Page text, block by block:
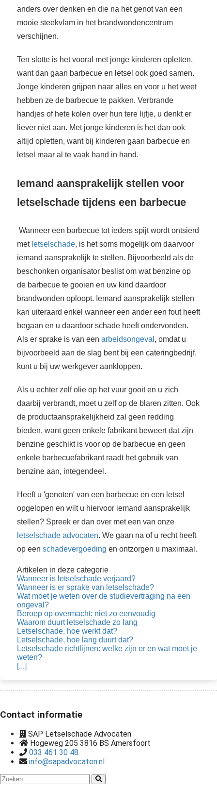
anders over denken en die na het genot van een
mooie steekvlam in het brandwondencentrum
verschijnen.
Ten slotte is het vooral met jonge kinderen opletten,
want dan gaan barbecue en letsel ook goed samen.
Jonge kinderen grijpen naar alles en voor u het weet
hebben ze de barbecue te pakken. Verbrande
handjes of hete kolen over hun tere lijfje, u denkt er
liever niet aan. Met jonge kinderen is het dan ook
altijd opletten, want bij kinderen gaan barbecue en
letsel maar al te vaak hand in hand.
Iemand aansprakelijk stellen voor
letselschade tijdens een barbecue
Wanneer een barbecue tot ieders spijt wordt ontsierd
met letselschade, is het soms mogelijk om daarvoor
iemand aansprakelijk te stellen. Bijvoorbeeld als de
beschonken organisator beslist om wat benzine op
de barbecue te gooien en uw kind daardoor
brandwonden oploopt. Iemand aansprakelijk stellen
kan uiteraard enkel wanneer een ander een fout heeft
begaan en u ­daardoor schade heeft ondervonden.
Als er sprake is van een arbeidsongeval , omdat u
bijvoorbeeld aan de slag bent bij een cateringbedrijf,
kunt u bij uw werkgever aankloppen.
Als u echter zelf olie op het vuur gooit en u zich
daarbij verbrandt, moet u zelf op de blaren zitten. Ook
de productaansprakelijkheid zal geen redding
bieden, want geen enkele fabrikant beweert dat zijn
benzine geschikt is voor op de barbecue en geen
enkele barbecuefabrikant raadt het gebruik van
benzine aan, integendeel.
Heeft u 'genoten' van een barbecue en een letsel
opgelopen en wilt u hiervoor iemand aansprakelijk
stellen? Spreek er dan over met een van onze
letselschade advocaten. We gaan na of u recht heeft
op een schadevergoeding en ontzorgen u maximaal.
Artikelen in deze categorie
Wanneer is letselschade verjaard?
Wanneer is er sprake van letselschade?
Wat moet je weten over de studievertraging na een
ongeval?
Beroep op overmacht: niet zo eenvoudig
Waarom duurt letselschade zo lang
Letselschade, hoe werkt dat?
Letselschade, hoe lang duurt dat?
Letselschade richtlijnen: welke zijn er en wat moet je
weten?
[...]
Contact informatie
SAP Letselschade Advocaten
Hogeweg 205 3816 BS Amersfoort
033 461 30 48
info@sapadvocaten.nl